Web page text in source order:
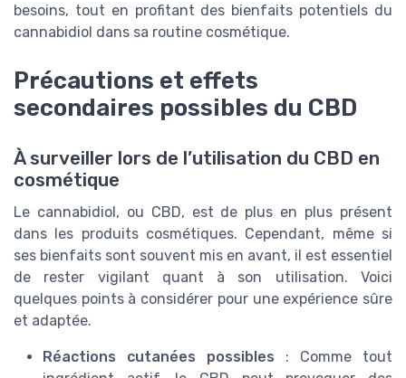
besoins, tout en profitant des bienfaits potentiels du
cannabidiol dans sa routine cosmétique.
Précautions et effets
secondaires possibles du CBD
À surveiller lors de l’utilisation du CBD en
cosmétique
Le cannabidiol, ou CBD, est de plus en plus présent
dans les produits cosmétiques. Cependant, même si
ses bienfaits sont souvent mis en avant, il est essentiel
de rester vigilant quant à son utilisation. Voici
quelques points à considérer pour une expérience sûre
et adaptée.
Réactions cutanées possibles : Comme tout